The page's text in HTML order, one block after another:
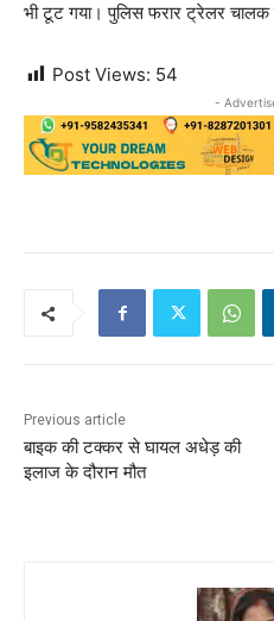
भी टूट गया। पुलिस फरार ट्रेलर
Post Views: 54
-
Previous article
बाइक की टक्कर से घायल अधेड़ की
इलाज के दौरान मौत